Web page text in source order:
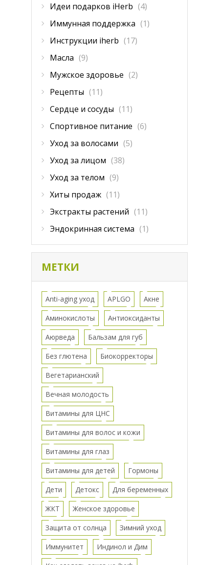
Идеи подарков iHerb (4)
Иммунная поддержка (1)
Инструкции iherb (17)
Масла (9)
Мужское здоровье (2)
Рецепты (11)
Сердце и сосуды (11)
Спортивное питание (6)
Уход за волосами (5)
Уход за лицом (38)
Уход за телом (9)
Хиты продаж (11)
Экстракты растений (11)
Эндокринная система (1)
МЕТКИ
Anti-aging уход APLGO Акне
Аминокислоты Антиоксиданты
Аюрведа Бальзам для губ
Без глютена Биокорректоры
Вегетарианский
Вечная молодость
Витамины для ЦНС
Витамины для волос и кожи
Витамины для глаз
Витамины для детей Гормоны
Дети Детокс Для беременных
ЖКТ Женское здоровье
Защита от солнца Зимний уход
Иммунитет Индинол и Дим